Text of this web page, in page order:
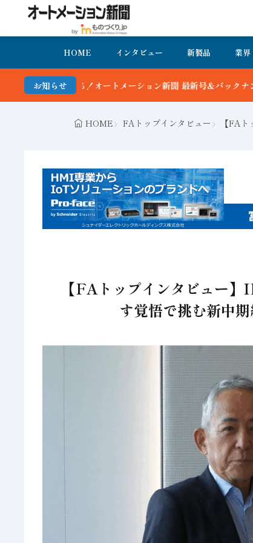
HOME インタビュー 新製品 業界
お知らせ
ーション新聞 最新号＆バックナンバーを無料で公開中 詳細は
HOME FAトップインタビュー 【FA
【FAトップインタビュー
す覚悟で挑む新中